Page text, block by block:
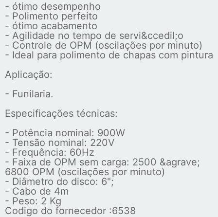
- ótimo desempenho
- Polimento perfeito
- ótimo acabamento
- Agilidade no tempo de servi&ccedil;o
- Controle de OPM (oscilações por minuto)
- Ideal para polimento de chapas com pintura
Aplicação:
- Funilaria.
Especificações técnicas:
- Potência nominal: 900W
- Tensão nominal: 220V
- Frequência: 60Hz
- Faixa de OPM sem carga: 2500 &agrave;
6800 OPM (oscilações por minuto)
- Diâmetro do disco: 6";
- Cabo de 4m
- Peso: 2 Kg
Codigo do fornecedor :6538